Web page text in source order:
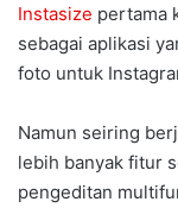
Instasize pertama
sebagai aplikasi
foto untuk
Namun seiring
lebih banyak fitur
pengeditan